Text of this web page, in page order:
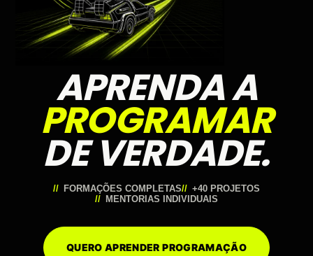
APRENDA A
PROGRAMAR
DE VERDADE.
FORMAÇÕES COMPLETAS
+40 PROJETOS
MENTORIAS INDIVIDUAIS
QUERO APRENDER PROGRAMAÇÃO